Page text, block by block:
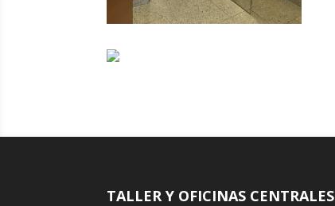
TALLER Y OFICINAS CENTRALES